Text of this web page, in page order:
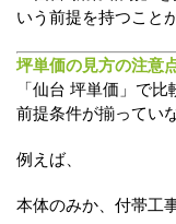
いう前提を持つこと
坪単価の見方の注意
「仙台 坪単価」で
前提条件が揃ってい
例えば、
本体のみか、付帯工